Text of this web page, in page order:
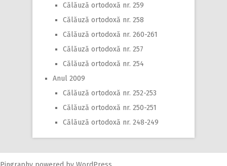
Călăuză ortodoxă nr. 259
Călăuză ortodoxă nr. 258
Călăuză ortodoxă nr. 260-261
Călăuză ortodoxă nr. 257
Călăuză ortodoxă nr. 254
Anul 2009
Călăuză ortodoxă nr. 252-253
Călăuză ortodoxă nr. 250-251
Călăuză ortodoxă nr. 248-249